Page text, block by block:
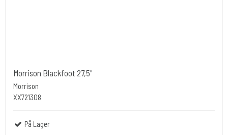
Morrison Blackfoot 27,5"
Morrison
XX721308
På Lager